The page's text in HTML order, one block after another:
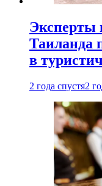
Эксперты
Таиланда
в
2 года спустя2